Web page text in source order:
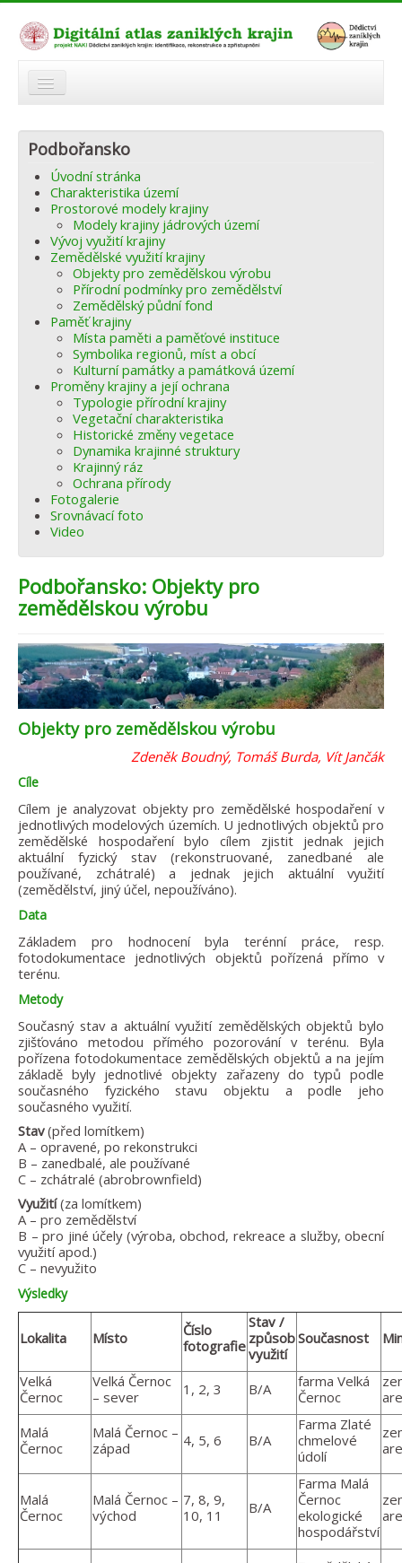
Modelová území
Zaniklé krajiny
Odkazy
Fórum
Autoři
Podbořansko
Úvodní stránka
Charakteristika území
Prostorové modely krajiny
Modely krajiny jádrových území
Vývoj využití krajiny
Zemědělské využití krajiny
Objekty pro zemědělskou výrobu
Přírodní podmínky pro zemědělství
Zemědělský půdní fond
Paměť krajiny
Místa paměti a paměťové instituce
Symbolika regionů, míst a obcí
Kulturní památky a památková území
Proměny krajiny a její ochrana
Typologie přírodní krajiny
Vegetační charakteristika
Historické změny vegetace
Dynamika krajinné struktury
Krajinný ráz
Ochrana přírody
Fotogalerie
Srovnávací foto
Video
Podbořansko: Objekty pro
zemědělskou výrobu
Objekty pro zemědělskou výrobu
Zdeněk Boudný, Tomáš Burda, Vít Jančák
Cíle
Cílem je analyzovat objekty pro zemědělské hospodaření v
jednotlivých modelových územích. U jednotlivých objektů pro
zemědělské hospodaření bylo cílem zjistit jednak jejich
aktuální fyzický stav (rekonstruované, zanedbané ale
používané, zchátralé) a jednak jejich aktuální využití
(zemědělství, jiný účel, nepoužíváno).
Data
Základem pro hodnocení byla terénní práce, resp.
fotodokumentace jednotlivých objektů pořízená přímo v
terénu.
Metody
Současný stav a aktuální využití zemědělských objektů bylo
zjišťováno metodou přímého pozorování v terénu. Byla
pořízena fotodokumentace zemědělských objektů a na jejím
základě byly jednotlivé objekty zařazeny do typů podle
současného fyzického stavu objektu a podle jeho
současného využití.
Stav(před lomítkem)
A – opravené, po rekonstrukci
B – zanedbalé, ale používané
C – zchátralé (abrobrownfield)
Využití(za lomítkem)
A – pro zemědělství
B – pro jiné účely (výroba, obchod, rekreace a služby, obecní
využití apod.)
C – nevyužito
Výsledky
Lokalita Místo
Číslo
fotografie
Stav /
způsob
využití
Současnost
Velká
Černoc
Velká Černoc
– sever
1, 2, 3 B/A
farma Velká
Černoc
Malá
Černoc
Malá Černoc –
západ
4, 5, 6 B/A
Farma Zlaté
chmelové
údolí
Malá
Černoc
Malá Černoc –
východ
7, 8, 9,
10, 11
B/A
Farma Malá
Černoc
ekologické
hospodářství